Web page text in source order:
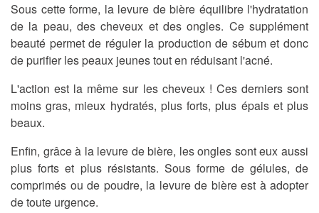
Sous cette forme, la levure de bière équilibre l'hydratation
de la peau, des cheveux et des ongles. Ce supplément
beauté permet de réguler la production de sébum et donc
de purifier les peaux jeunes tout en réduisant l'acné.
L'action est la même sur les cheveux ! Ces derniers sont
moins gras, mieux hydratés, plus forts, plus épais et plus
beaux.
Enfin, grâce à la levure de bière, les ongles sont eux aussi
plus forts et plus résistants. Sous forme de gélules, de
comprimés ou de poudre, la levure de bière est à adopter
de toute urgence.